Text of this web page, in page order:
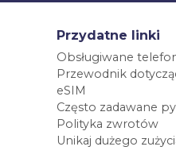
Przydatne linki
Obsługiwane
Przewodnik
eSIM
Często zadawane
Polityka zwrotów
Unikaj dużego